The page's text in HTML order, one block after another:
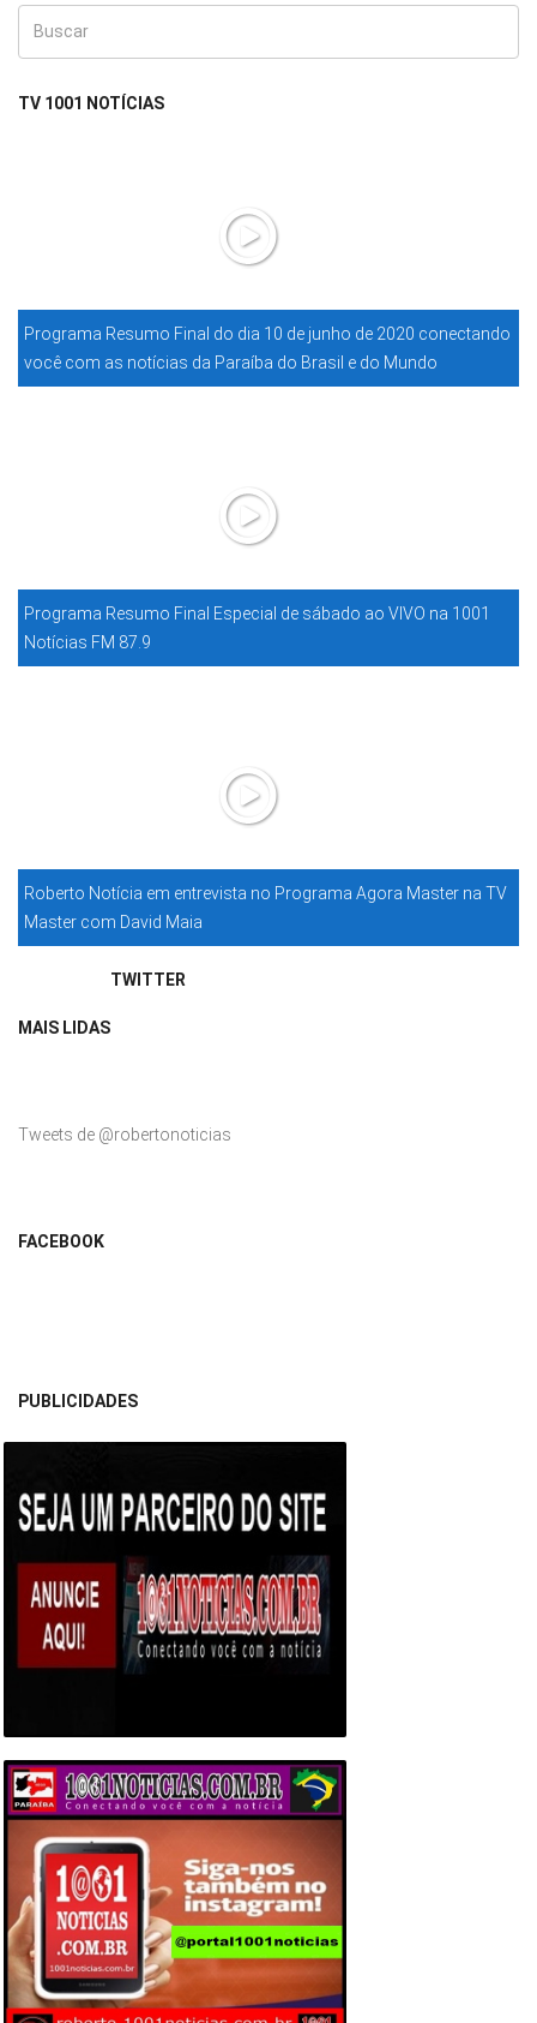
TV 1001 NOTÍCIAS
Programa Resumo Final do dia 10 de junho de 2020 conectando
você com as notícias da Paraíba do Brasil e do Mundo
Programa Resumo Final Especial de sábado ao VIVO na 1001
Notícias FM 87.9
Roberto Notícia em entrevista no Programa Agora Master na TV
Master com David Maia
MAIS LIDAS
TWITTER
Tweets de @robertonoticias
FACEBOOK
PUBLICIDADES